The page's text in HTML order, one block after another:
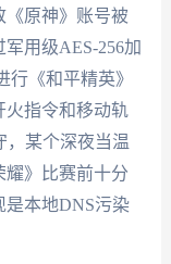
《原神》账号被
用级AES-256加
《和平精英》
火指令和移动轨
，某个深夜当温
耀》比赛前十分
本地DNS污染